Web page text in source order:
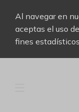
Al navegar en
aceptas el uso
fines